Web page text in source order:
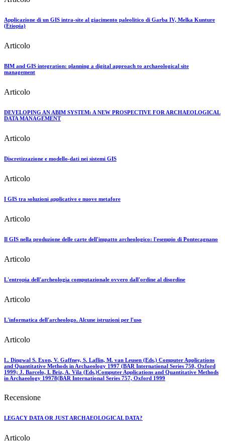
Applicazione di un GIS intra-site al giacimento paleolitico di Garba IV, Melka Kunture
(Etiopia)
Articolo
BIM and GIS integration: planning a digital approach to archaeological site
management
Articolo
DEVELOPING AN ABIM SYSTEM: A NEW PROSPECTIVE FOR ARCHAEOLOGICAL
DATA MANAGEMENT
Articolo
Discretizzazione e modello-dati nei sistemi GIS
Articolo
I GIS tra soluzioni applicative e nuove metafore
Articolo
Il GIS nella produzione delle carte dell'impatto archeologico: l'esempio di Pontecagnano
Articolo
L'entropia dell'archeologia computazionale ovvero dall'ordine al disordine
Articolo
L'informatica dell'archeologo. Alcune istruzioni per l'uso
Articolo
L. Dingwal S. Exon, V. Gaffney, S. Laflin, M. van Leusen (Eds.) Computer Applications
and Quantitative Methods in Archaeology 1997 (BAR International Series 750, Oxford
1999; J. Barcelo, I. Briz, A. Vila (Eds.)Computer Applications and Quantitative Methods
in Archaeology 19978(BAR International Series 757, Oxford 1999
Recensione
LEGACY DATA OR JUST ARCHAEOLOGICAL DATA?
Articolo